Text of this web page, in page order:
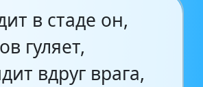
в стаде он,
гуляет,
вдруг врага,